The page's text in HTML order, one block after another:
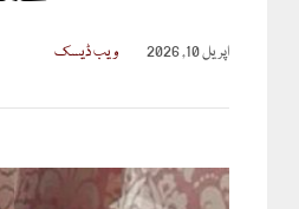
اپریل 10, 2026 ویب ڈیسک